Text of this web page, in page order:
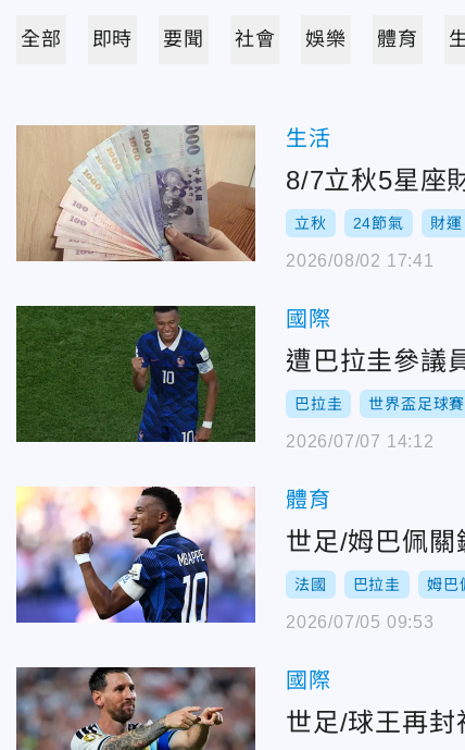
全部 即時 要聞 社會 娛樂 體育
生活
8/7立秋5星座
立秋 24節氣 財運
2026/08/02 17:41
國際
遭巴拉圭參議
巴拉圭 世界盃足球賽
2026/07/07 14:12
體育
世足/姆巴佩
法國 巴拉圭 姆巴
2026/07/05 09:53
國際
世足/球王再封